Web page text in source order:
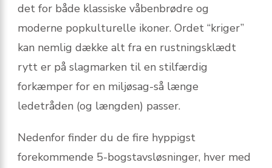
det for både klassiske våbenbrødre og
moderne popkulturelle ikoner. Ordet “kriger”
kan nemlig dække alt fra en rustningsklædt
rytt er på slagmarken til en stilfærdig
forkæmper for en miljøsag-så længe
ledetråden (og længden) passer.
Nedenfor finder du de fire hyppigst
forekommende 5-bogstavsløsninger, hver med